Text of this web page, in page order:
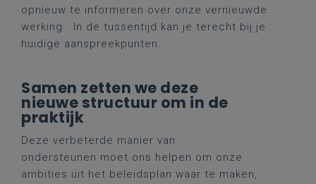
opnieuw te informeren over onze vernieuwde
werking. In de tussentijd kan je terecht bij je
huidige aanspreekpunten.
Samen zetten we deze
nieuwe structuur om in de
praktijk
Deze verbeterde manier van
ondersteunen moet ons helpen om onze
ambities uit het beleidsplan waar te maken,